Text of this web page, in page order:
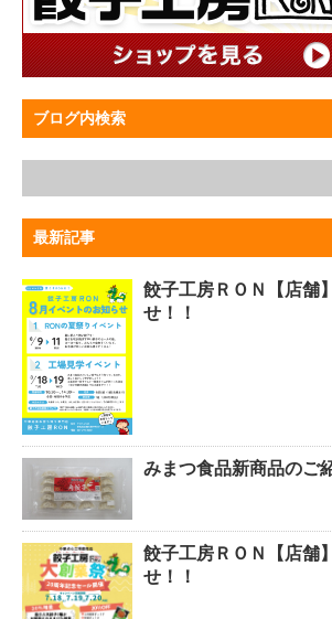
ブログ内検索
最新記事
餃子工房ＲＯＮ【店舗
せ！！
みまつ食品新商品のご
餃子工房ＲＯＮ【店舗
せ！！